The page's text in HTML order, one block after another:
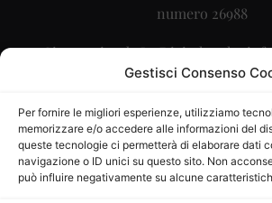
Gestisci Consenso
Per fornire le migliori esperienze, utilizziamo
memorizzare e/o accedere alle informazioni del
queste tecnologie ci permetterà di elaborare dati
navigazione o ID unici su questo sito. Non
può influire negativamente su alcune
numero 26988
Sito gestito daLa Digitale srl–